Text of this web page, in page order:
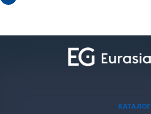
КАТАЛОГ